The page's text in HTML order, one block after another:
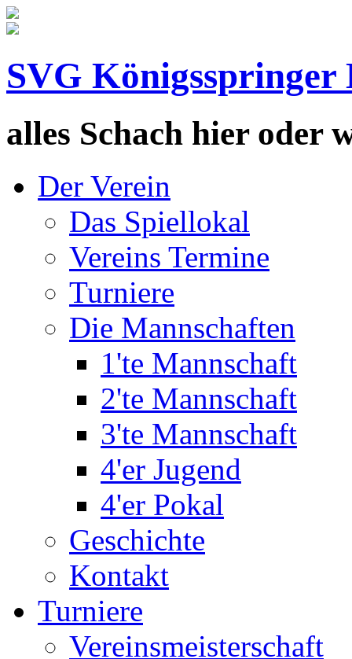
SVG Königsspringer
alles Schach hier oder
Der Verein
Das Spiellokal
Vereins Termine
Turniere
Die Mannschaften
1'te Mannschaft
2'te Mannschaft
3'te Mannschaft
4'er Jugend
4'er Pokal
Geschichte
Kontakt
Turniere
Vereinsmeisterschaft